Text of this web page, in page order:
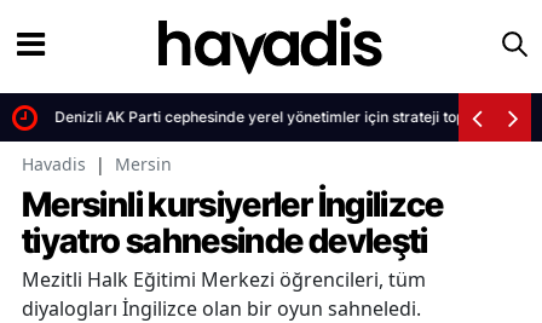
Denizli AK Parti cephesinde yerel yönetimler için strateji toplantısı
Havadis | Mersin
Mersinli kursiyerler İngilizce
tiyatro sahnesinde devleşti
Mezitli Halk Eğitimi Merkezi öğrencileri, tüm
diyalogları İngilizce olan bir oyun sahneledi.